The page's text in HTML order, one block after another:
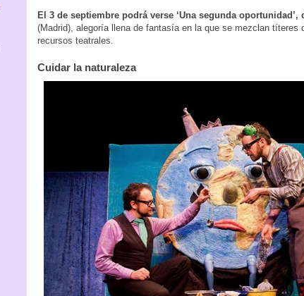
El 3 de septiembre podrá verse ‘Una segunda oportunidad’,
(Madrid), alegoría llena de fantasía en la que se mezclan títeres
recursos teatrales.
Cuidar la naturaleza